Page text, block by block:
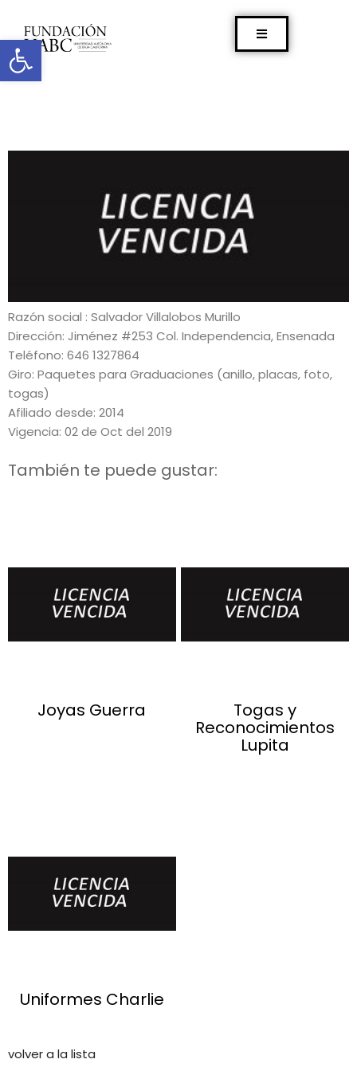
Abrir barra de herramientas
Razón social : Salvador Villalobos Murillo
Dirección: Jiménez #253 Col. Independencia, Ensenada
Teléfono: 646 1327864
Giro: Paquetes para Graduaciones (anillo, placas, foto,
togas)
Afiliado desde: 2014
Vigencia: 02 de Oct del 2019
También te puede gustar:
Joyas Guerra Togas y
Reconocimientos
Lupita
Uniformes Charlie
volver a la lista